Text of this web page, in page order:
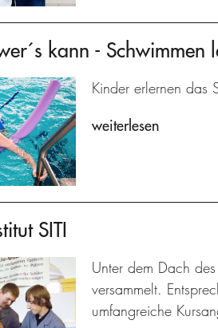
kann -
Kinder erlernen das
weiterlesen
SITI
Unter dem Dach
versammelt.
umfangreiche